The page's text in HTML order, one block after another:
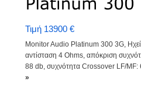
Τιμή 13900 €
Monitor Audio Platinum 300 3G,
αντίσταση 4 Ohms, απόκριση
88 db, συχνότητα Crossover LF/MF:
»